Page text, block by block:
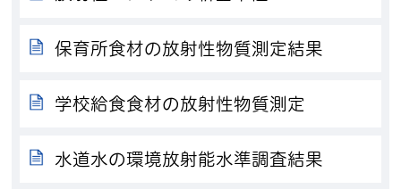
保育所食材の放射性物質測定結果
学校給食食材の放射性物質測定
水道水の環境放射能水準調査結果